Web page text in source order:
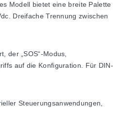
Modell bietet eine breite Palette
Dreifache Trennung zwischen
der „SOS“-Modus,
auf die Konfiguration. Für DIN-
Steuerungsanwendungen,